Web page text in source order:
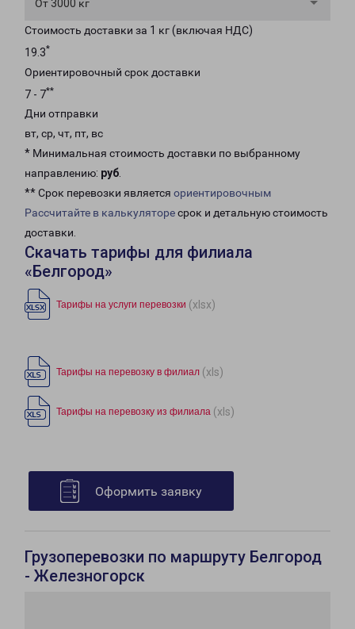
От 3000 кг
Стоимость доставки за 1 кг (включая НДС)
19.3*
Ориентировочный срок доставки
7 - 7**
Дни отправки
вт, ср, чт, пт, вс
* Минимальная стоимость доставки по выбранному
направлению: руб.
** Срок перевозки является ориентировочным
Рассчитайте в калькуляторесрок и детальную стоимость
доставки.
Скачать тарифы для филиала
«Белгород»
Тарифы на услуги перевозки (xlsx)
Тарифы на перевозку в филиал (xls)
Тарифы на перевозку из филиала (xls)
Оформить заявку
Грузоперевозки по маршруту Белгород
- Железногорск